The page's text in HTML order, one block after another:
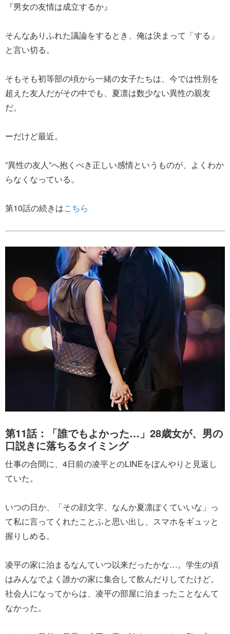
『男女の友情は成立するか』
そんなありふれた議論をするとき、俺は決まって「する」
と言い切る。
そもそも初等部の頃から一緒の女子たちは、今では性別を
超えた友人だがその中でも、夏凛は数少ない異性の親友
だ。
ーだけど最近。
”異性の友人”へ抱くべき正しい感情というものが、よくわか
らなくなっている。
第10話の続きはこちら
第11話：「誰でもよかった…」28歳女が、男の
口説きに落ちるタイミング
仕事の合間に、4日前の凌平とのLINEをぼんやりと見返し
ていた。
いつの日か、「その顔文字、なんか夏凛ぽくていいな」っ
て私に言ってくれたことふと思い出し、スマホをギュッと
握りしめる。
凌平の家に泊まるなんていつ以来だったかな…。学生の頃
はみんなでよく誰かの家に集合して飲んだりしてたけど。
社会人になってからは、凌平の部屋に泊まったことなんて
なかった。